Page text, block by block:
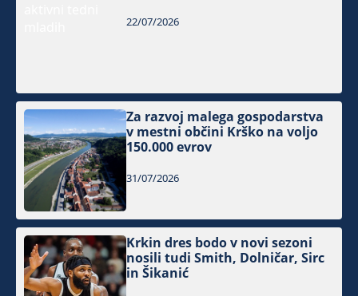
22/07/2026
Za razvoj malega gospodarstva
v mestni občini Krško na voljo
150.000 evrov
31/07/2026
Krkin dres bodo v novi sezoni
nosili tudi Smith, Dolničar, Sirc
in Šikanić